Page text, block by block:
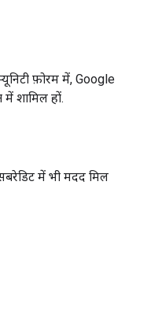
फ़ोरम में, Google
शामिल हों.
में भी मदद मिल